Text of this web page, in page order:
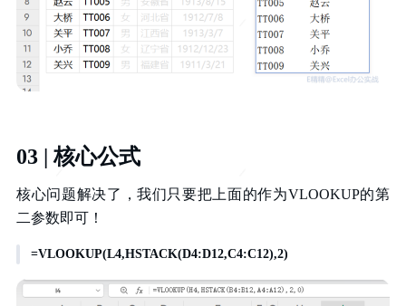
03 | 核心公式
核心问题解决了，我们只要把上面的作为VLOOKUP的第
二参数即可！
=VLOOKUP(L4,HSTACK(D4:D12,C4:C12),2)